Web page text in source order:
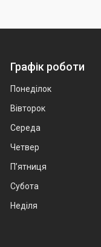
Графік роботи
Понеділок
Вівторок
Середа
Четвер
Пʼятниця
Субота
Неділя